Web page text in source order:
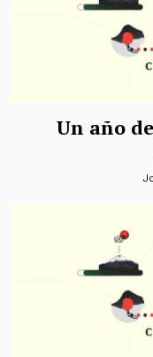
Un año